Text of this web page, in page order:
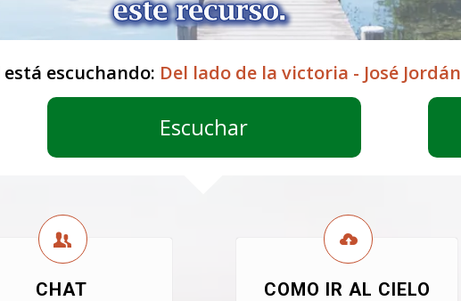
escuchando: Del lado de la victoria - José Jordán
Escuchar
CHAT COMO IR AL CIELO